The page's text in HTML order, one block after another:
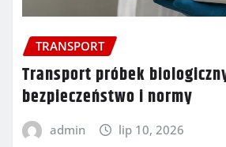
TRANSPORT
Transport próbek
bezpieczeństwo i normy
admin lip 10, 2026